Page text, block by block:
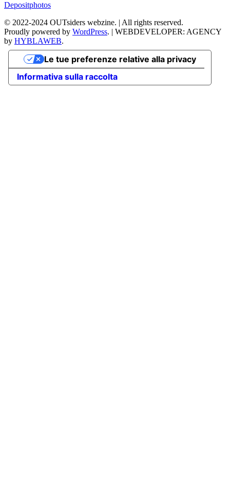
Depositphotos
© 2022-2024 OUTsiders webzine. | All rights reserved.
Proudly powered by WordPress. | WEBDEVELOPER: AGENCY
by HYBLAWEB.
Informativa sulla raccolta
Le tue preferenze relative alla privacy